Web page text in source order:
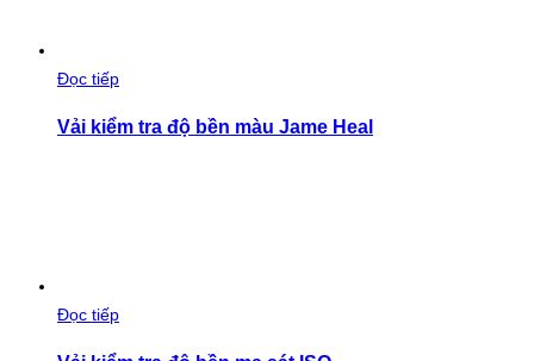
Đọc tiếp
Vải kiểm tra độ bền màu Jame Heal
Đọc tiếp